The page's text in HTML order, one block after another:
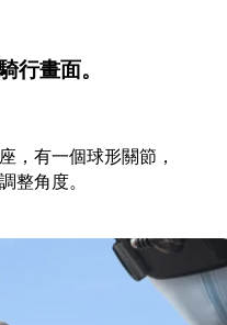
行畫面。
，有一個球形關節，
整角度。